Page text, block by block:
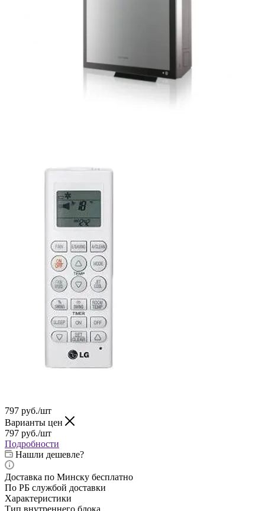
797 руб./шт
Варианты цен
797 руб./шт
Подробности
Нашли дешевле?
Доставка по Минску бесплатно
По РБ службой доставки
Характеристики
Тип внутреннего блока